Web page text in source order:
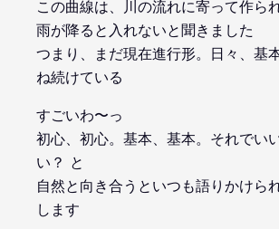
この曲線は、川の流れに寄って作ら
雨が降ると入れないと聞きました
つまり、まだ現在進行形。日々、基
ね続けている
すごいわ〜っ
初心、初心。基本、基本。それでい
い？ と
自然と向き合うといつも語りかけら
します